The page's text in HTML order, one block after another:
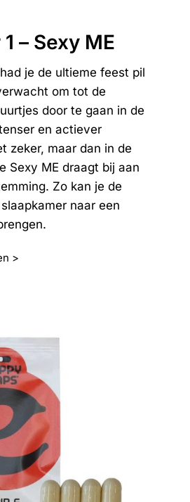
– Sexy ME
je de ultieme feest pil
om tot de
door te gaan in de
en actiever
zeker, maar dan in de
Sexy ME draagt bij aan
Zo kan je de
naar een
>